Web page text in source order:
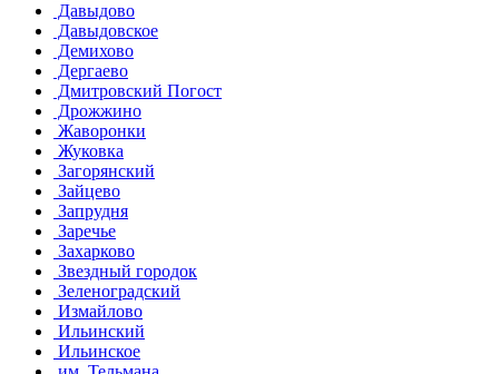
Давыдово
Давыдовское
Демихово
Дергаево
Дмитровский Погост
Дрожжино
Жаворонки
Жуковка
Загорянский
Зайцево
Запрудня
Заречье
Захарково
Звездный городок
Зеленоградский
Измайлово
Ильинский
Ильинское